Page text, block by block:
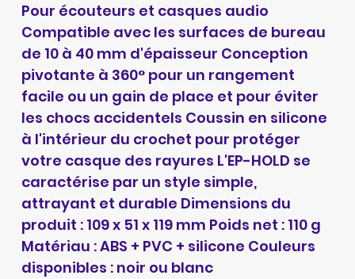
Pour écouteurs et casques audio
Compatible avec les surfaces de bureau
de 10 à 40 mm d'épaisseur Conception
pivotante à 360° pour un rangement
facile ou un gain de place et pour éviter
les chocs accidentels Coussin en silicone
à l'intérieur du crochet pour protéger
votre casque des rayures L'EP-HOLD se
caractérise par un style simple,
attrayant et durable Dimensions du
produit : 109 x 51 x 119 mm Poids net : 110 g
Matériau : ABS + PVC + silicone Couleurs
disponibles : noir ou blanc